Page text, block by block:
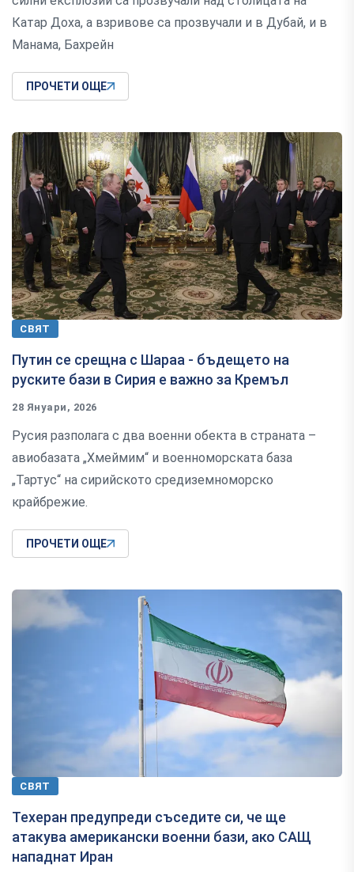
Катар Доха, а взривове са прозвучали и в Дубай, и в
Манама, Бахрейн
ПРОЧЕТИ ОЩЕ
СВЯТ
Путин се срещна с Шараа - бъдещето на
руските бази в Сирия е важно за Кремъл
28 Януари, 2026
Русия разполага с два военни обекта в страната –
авиобазата „Хмеймим“ и военноморската база
„Тартус“ на сирийското средиземноморско
крайбрежие.
ПРОЧЕТИ ОЩЕ
СВЯТ
Техеран предупреди съседите си, че ще
атакува американски военни бази, ако САЩ
нападнат Иран